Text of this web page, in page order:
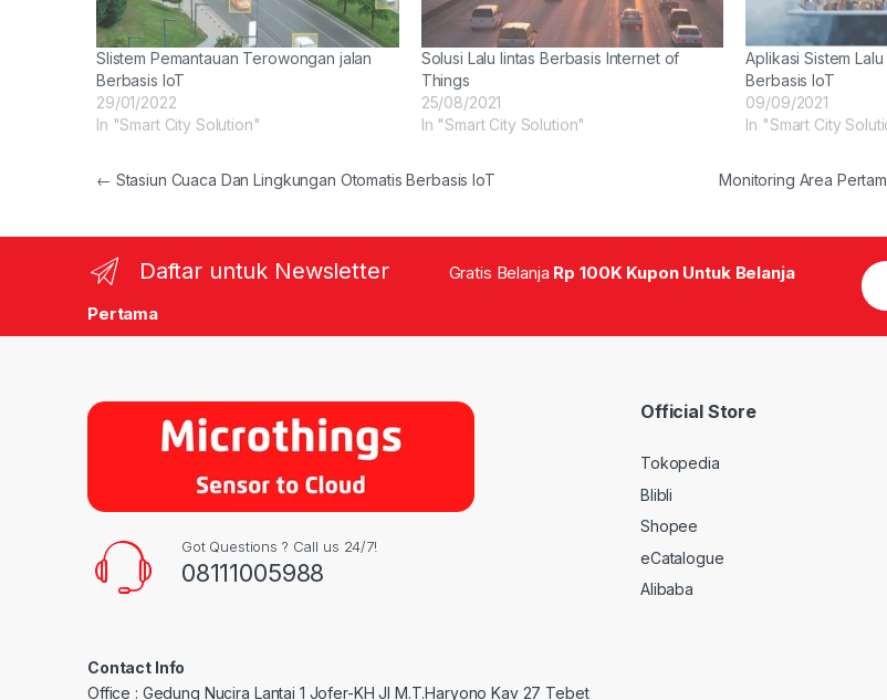
SIistem Pemantauan Terowongan jalan
Berbasis IoT
29/01/2022
In "Smart City Solution"
Solusi Lalu lintas Berbasis Internet of
Things
25/08/2021
In "Smart City Solution"
Aplikasi Sistem
Berbasis IoT
09/09/2021
In "Smart City
Post navigation
← Stasiun Cuaca Dan Lingkungan Otomatis Berbasis IoT Monitoring Area
Daftar untuk Newsletter Gratis Belanja Rp 100K Kupon Untuk Belanja
Pertama
Got Questions ? Call us 24/7!
08111005988
Contact Info
Office : Gedung Nucira Lantai 1 Jofer-KH Jl M.T.Haryono Kav 27 Tebet
Official Store
Tokopedia
Blibli
Shopee
eCatalogue
Alibaba